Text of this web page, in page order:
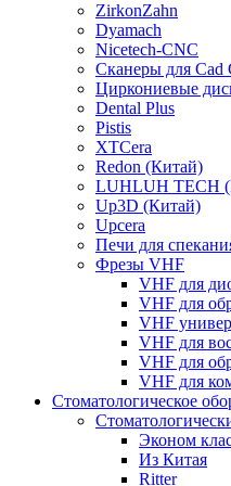
ZirkonZahn
Dyamach
Nicetech-CNC
Сканеры для Cad
Циркониевые
Dental Plus
Pistis
XTCera
Redon (Китай)
LUHLUH TECH
Up3D (Китай)
Upcera
Печи для
Фрезы VHF
VHF для
VHF для
VHF
VHF для
VHF для
VHF для
Стоматологическое
Эконом
Из Китая
Ritter